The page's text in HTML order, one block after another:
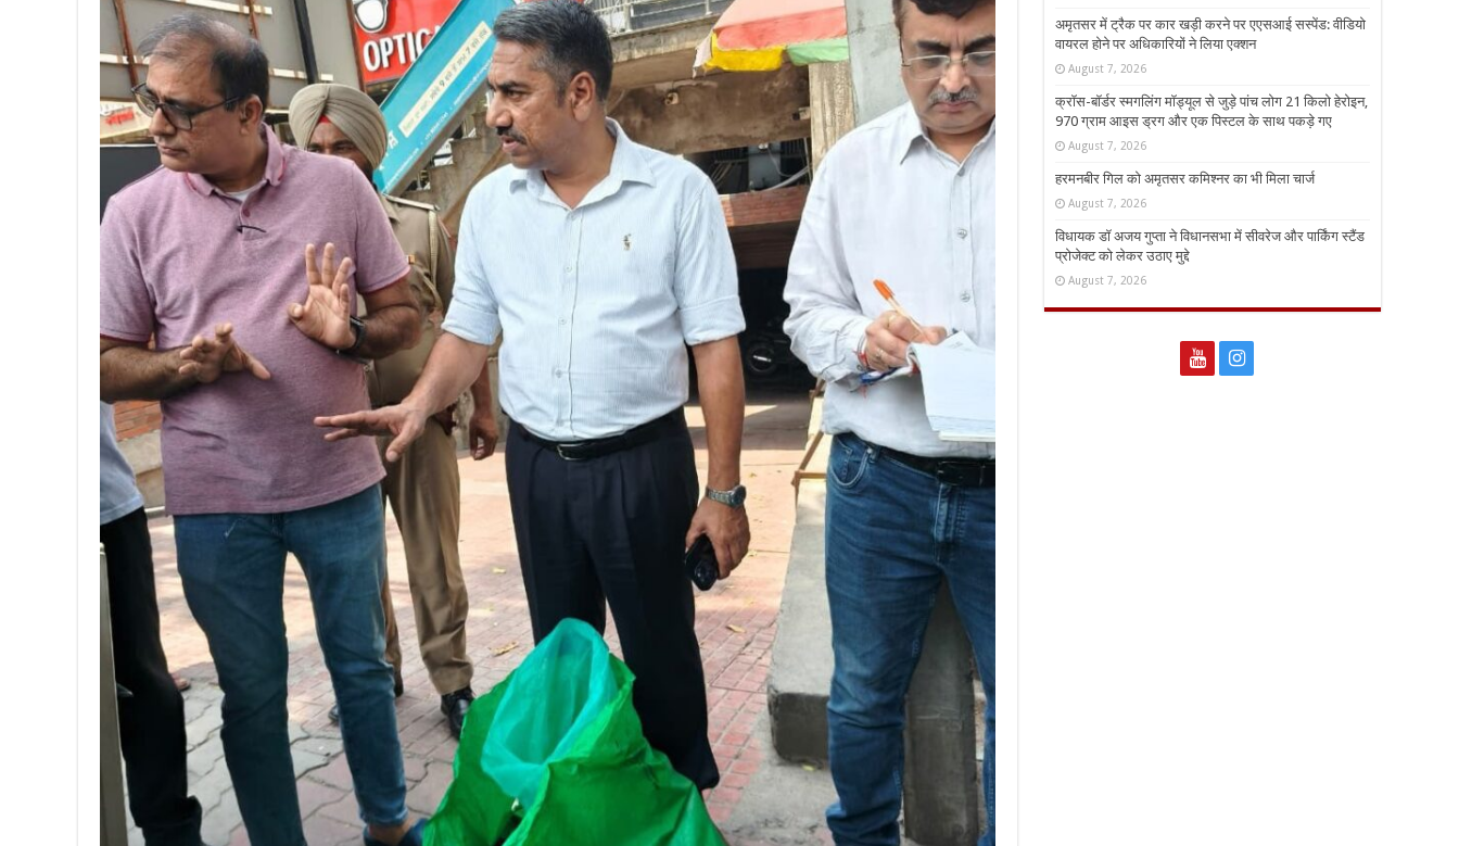
अमृतसर में ट्रैक पर कार खड़ी करने पर एएसआई सस्पेंड: वीडियो
वायरल होने पर अधिकारियों ने लिया एक्शन
August 7, 2026
क्रॉस-बॉर्डर स्मगलिंग मॉड्यूल से जुड़े पांच लोग 21 किलो हेरोइन,
970 ग्राम आइस ड्रग और एक पिस्टल के साथ पकड़े गए
August 7, 2026
हरमनबीर गिल को अमृतसर कमिश्नर का भी मिला चार्ज
August 7, 2026
विधायक डॉ अजय गुप्ता ने विधानसभा में सीवरेज और पार्किंग स्टैंड
प्रोजेक्ट को लेकर उठाए मुद्दे
August 7, 2026